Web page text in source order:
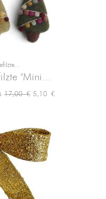
"Mini...
Verkaufspreis
17,00 € Preis
5,10 €